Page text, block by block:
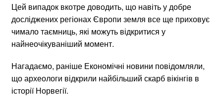
Цей випадок вкотре доводить, що навіть у добре
досліджених регіонах Європи земля все ще приховує
чимало таємниць, які можуть відкритися у
найнеочікуваніший момент.
Нагадаємо, раніше Економічні новини повідомляли,
що археологи відкрили найбільший скарб вікінгів в
історії Норвегії.